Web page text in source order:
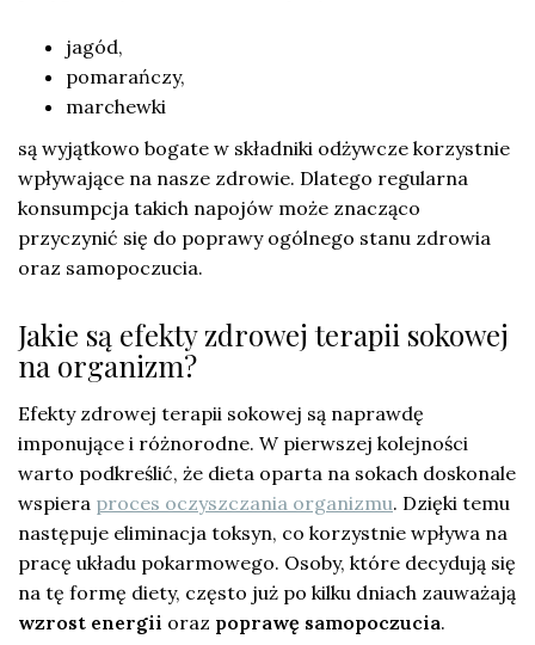
jagód,
pomarańczy,
marchewki
są wyjątkowo bogate w składniki odżywcze korzystnie
wpływające na nasze zdrowie. Dlatego regularna
konsumpcja takich napojów może znacząco
przyczynić się do poprawy ogólnego stanu zdrowia
oraz samopoczucia.
Jakie są efekty zdrowej terapii sokowej
na organizm?
Efekty zdrowej terapii sokowej są naprawdę
imponujące i różnorodne. W pierwszej kolejności
warto podkreślić, że dieta oparta na sokach doskonale
wspiera proces oczyszczania organizmu. Dzięki temu
następuje eliminacja toksyn, co korzystnie wpływa na
pracę układu pokarmowego. Osoby, które decydują się
na tę formę diety, często już po kilku dniach zauważają
wzrost energii oraz poprawę samopoczucia.